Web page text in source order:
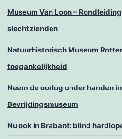
Museum Van Loon –
slechtzienden
Natuurhistorisch Museum
toegankelijkheid
Neem de oorlog onder handen
Bevrijdingsmuseum
Nu ook in Brabant: blind